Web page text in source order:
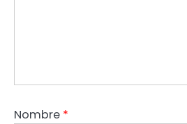
Nombre *